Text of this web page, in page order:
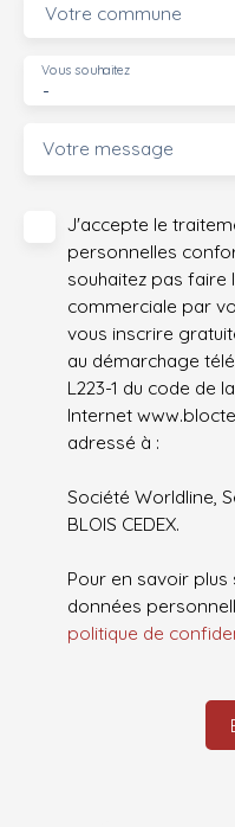
Votre commune
-
Vous souhaitez
Votre message
J'accepte le
personnelles
souhaitez pas
commerciale par
vous inscrire
au démarchage
L223-1 du code de
Internet
adressé à :
Société Worldline,
BLOIS CEDEX.
Pour en savoir
données
politique de